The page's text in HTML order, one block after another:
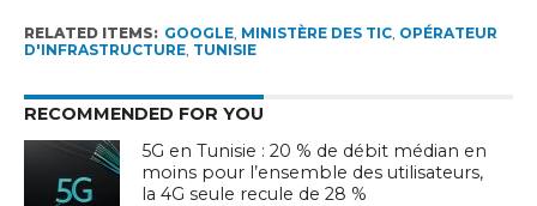
RELATED ITEMS: GOOGLE, MINISTÈRE DES TIC, OPÉRATEUR
D'INFRASTRUCTURE, TUNISIE
RECOMMENDED FOR YOU
5G en Tunisie : 20 % de débit médian en
moins pour l’ensemble des utilisateurs,
la 4G seule recule de 28 %